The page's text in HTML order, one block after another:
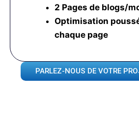
2 Pages de blogs/
Optimisation
chaque page
PARLEZ-NOUS DE VOTRE